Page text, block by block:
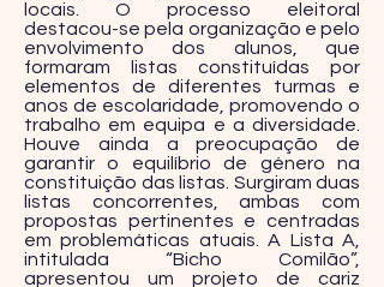
locais. O processo eleitoral
destacou-se pela organização e pelo
envolvimento dos alunos, que
formaram listas constituídas por
elementos de diferentes turmas e
anos de escolaridade, promovendo o
trabalho em equipa e a diversidade.
Houve ainda a preocupação de
garantir o equilíbrio de género na
constituição das listas. Surgiram duas
listas concorrentes, ambas com
propostas pertinentes e centradas
em problemáticas atuais. A Lista A,
intitulada “Bicho Comilão”,
apresentou um projeto de cariz